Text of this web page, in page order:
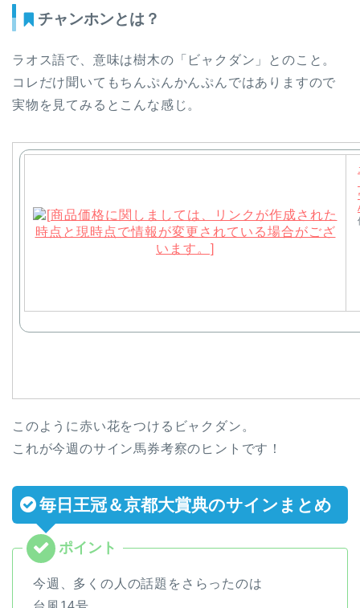
チャンホンとは？
ラオス語で、意味は樹木の「ビャクダン」とのこと。
コレだけ聞いてもちんぷんかんぷんではありますので
実物を見てみるとこんな感じ。
このように赤い花をつけるビャクダン。
これが今週のサイン馬券考察のヒントです！
毎日王冠＆京都大賞典のサインまとめ
今週、多くの人の話題をさらったのは